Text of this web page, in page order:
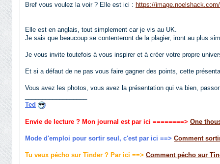
Bref vous voulez la voir ? Elle est ici : https://
Elle est en anglais, tout simplement car je vis au UK.
Je sais que beaucoup se contenteront de la plagier, iront au plus
Je vous invite toutefois à vous inspirer et à créer votre propre
Et si a défaut de ne pas vous faire gagner des points, cette
Vous avez les photos, vous avez la présentation qui va bien,
Ted
Envie de lecture ? Mon journal est par ici ========> One
Mode d'emploi pour sortir seul, c'est par ici ==> Comment
Tu veux pécho sur Tinder ? Par ici ==> Comment pécho sur